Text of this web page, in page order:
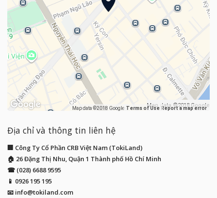
Map data ©2018 Google Map data ©2018 Google
Terms of Use Report a map error
Địa chỉ và thông tin liên hệ
🏢 Công Ty Cổ Phần CRB Việt Nam (TokiLand)
🏠 26 Đặng Thị Nhu, Quận 1 Thành phố Hồ Chí Minh
☎ (028) 6688 9595
📱 0926 195 195
📧 info@tokiland.com